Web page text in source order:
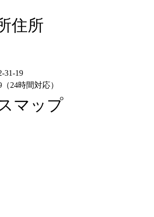
住所
31-19
24時間対応）
マップ